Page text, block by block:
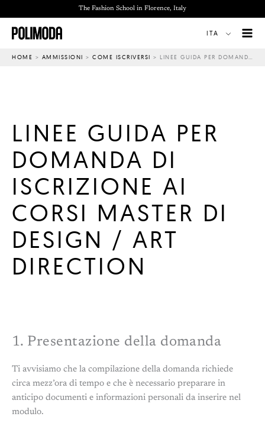
al
contenuto
The Fashion School in Florence, Italy
ITA
HOME > AMMISSIONI > COME ISCRIVERSI > LINEE GUIDA PER DOMANDA DI ISCRIZIONE AI CORSI MASTER DI DESIGN / ART DIRECTION
LINEE GUIDA PER
DOMANDA DI
ISCRIZIONE AI
CORSI MASTER DI
DESIGN / ART
DIRECTION
1. Presentazione della domanda
Ti avvisiamo che la compilazione della domanda richiede
circa mezz’ora di tempo e che è necessario preparare in
anticipo documenti e informazioni personali da inserire nel
modulo.